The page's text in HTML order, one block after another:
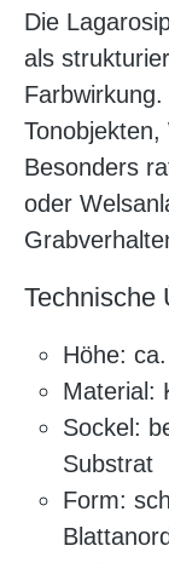
Die
als
Besonders
oder
Technische
Höhe:
Material:
Sockel:
Substrat
Form: